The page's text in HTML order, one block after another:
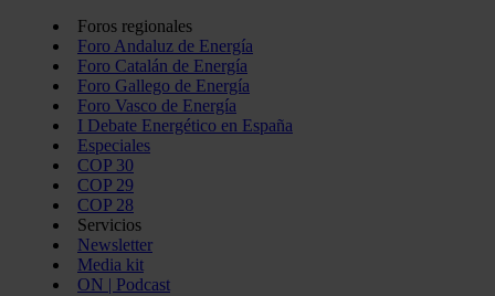
Foros regionales
Foro Andaluz de Energía
Foro Catalán de Energía
Foro Gallego de Energía
Foro Vasco de Energía
I Debate Energético en España
Especiales
COP 30
COP 29
COP 28
Servicios
Newsletter
Media kit
ON | Podcast